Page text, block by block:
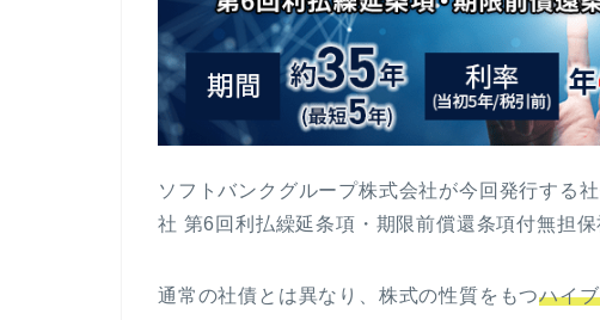
ソフトバンクグループ株式会社が今回発行する
社 第6回利払繰延条項・期限前償還条項付無担
通常の社債とは異なり、株式の性質をもつハイ